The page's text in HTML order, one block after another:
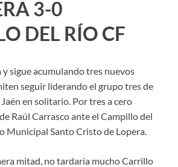
3-0
DEL RÍO CF
y sigue acumulando tres nuevos
seguir liderando el grupo tres de
en solitario. Por tres a cero
Raúl Carrasco ante el Campillo del
Municipal Santo Cristo de Lopera.
mitad, no tardaría mucho Carrillo